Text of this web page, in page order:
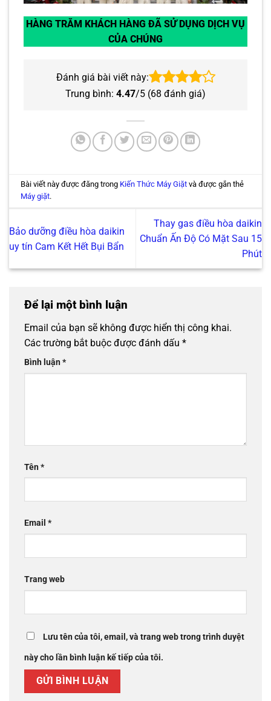
HÀNG TRĂM KHÁCH HÀNG ĐÃ SỬ DỤNG DỊCH VỤ
CỦA CHÚNG
Đánh giá bài viết này:
Trung bình: 4.47/5 (68 đánh giá)
Bài viết này được đăng trong Kiến Thức Máy Giặt và được gắn thẻ
Máy giặt.
Bảo dưỡng điều hòa daikin
uy tín Cam Kết Hết Bụi Bẩn
Thay gas điều hòa daikin
Chuẩn Ấn Độ Có Mặt Sau 15
Phút
Để lại một bình luận
Email của bạn sẽ không được hiển thị công khai.
Các trường bắt buộc được đánh dấu *
Bình luận*
Tên*
Email *
Trang web
Lưu tên của tôi, email, và trang web trong trình duyệt
này cho lần bình luận kế tiếp của tôi.